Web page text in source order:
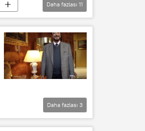
Daha fazlası 11
Daha fazlası 3